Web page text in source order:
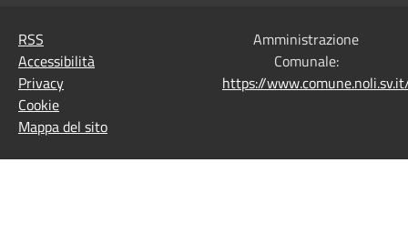
RSS
Accessibilità
Privacy
Cookie
Mappa del sito
Amministrazione
Comunale:
https://